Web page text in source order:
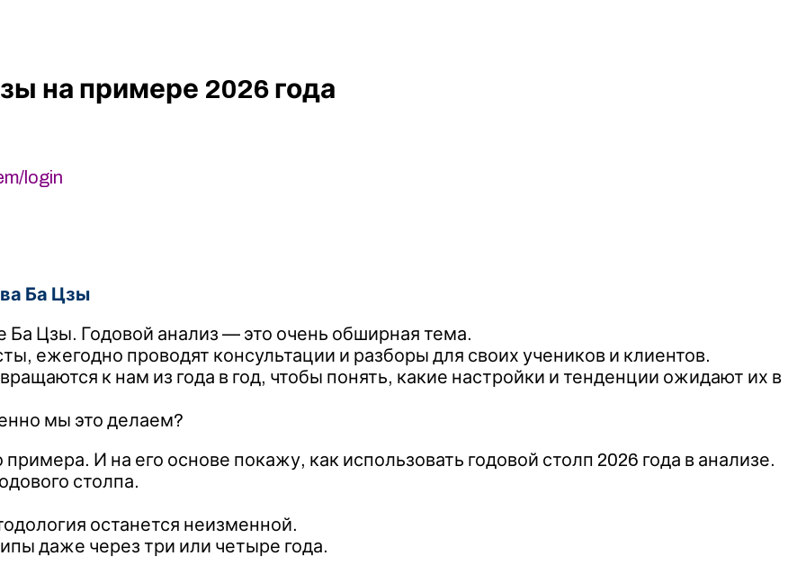
на примере 2026 года
login
Ба Цзы
Ба Цзы. Годовой анализ — это очень обширная тема.
ежегодно проводят консультации и разборы для своих учеников и клиентов.
к нам из года в год, чтобы понять, какие настройки и тенденции ожидают их в
мы это делаем?
примера. И на его основе покажу, как использовать годовой столп 2026 года в анализе.
столпа.
останется неизменной.
даже через три или четыре года.